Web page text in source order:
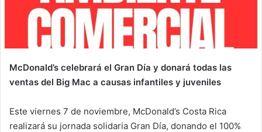
McDonald’s celebrará el Gran Día y donará todas las
ventas del Big Mac a causas infantiles y juveniles
Este viernes 7 de noviembre, McDonald’s Costa Rica
realizará su jornada solidaria Gran Día, donando el 100%